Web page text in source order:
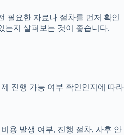
필요한 자료나 절차를 먼저 확인
는지 살펴보는 것이 좋습니다.
진행 가능 여부 확인인지에 따라
용 발생 여부, 진행 절차, 사후 안